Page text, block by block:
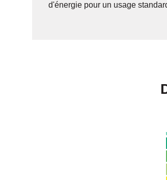
d'énergie pour un usage